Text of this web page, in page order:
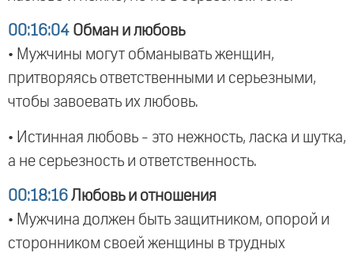
00:16:04 Обман и любовь
• Мужчины могут обманывать женщин,
притворяясь ответственными и серьезными,
чтобы завоевать их любовь.
• Истинная любовь - это нежность, ласка и шутка,
а не серьезность и ответственность.
00:18:16 Любовь и отношения
• Мужчина должен быть защитником, опорой и
сторонником своей женщины в трудных